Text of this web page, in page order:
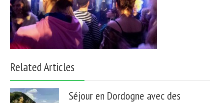
Related Articles
Séjour en Dordogne avec des